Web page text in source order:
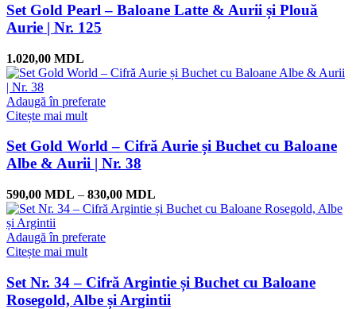
Set Gold Pearl – Baloane Latte & Aurii și Plouă
Aurie | Nr. 125
1.020,00 MDL
Adaugă în preferate
Citește mai mult
Set Gold World – Cifră Aurie și Buchet cu Baloane
Albe & Aurii | Nr. 38
590,00 MDL – 830,00 MDL
Adaugă în preferate
Citește mai mult
Set Nr. 34 – Cifră Argintie și Buchet cu Baloane
Rosegold, Albe și Argintii